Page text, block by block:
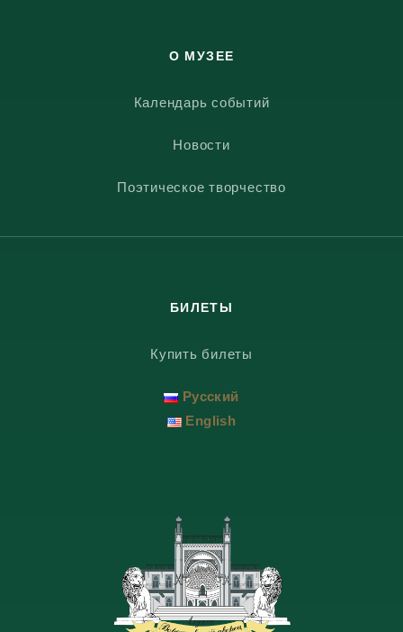
О МУЗЕЕ
Календарь событий
Новости
Поэтическое творчество
БИЛЕТЫ
Купить билеты
Русский
English